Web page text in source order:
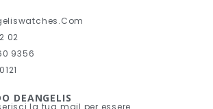
02
9356
DEANGELIS
la tua mail per essere